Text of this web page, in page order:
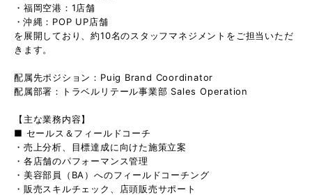
・福岡空港：1店舗
・沖縄：POP UP店舗
を展開しており、約10名のスタッフマネジメントをご担当いただ
きます。
配属先ポジション：Puig Brand Coordinator
配属部署：トラベルリテール事業部 Sales Operation
【主な業務内容】
■ セールス＆フィールドコーチ
・売上分析、目標達成に向けた施策立案
・各店舗のパフォーマンス管理
・美容部員（BA）へのフィールドコーチング
・販売スキルチェック、店頭販売サポート